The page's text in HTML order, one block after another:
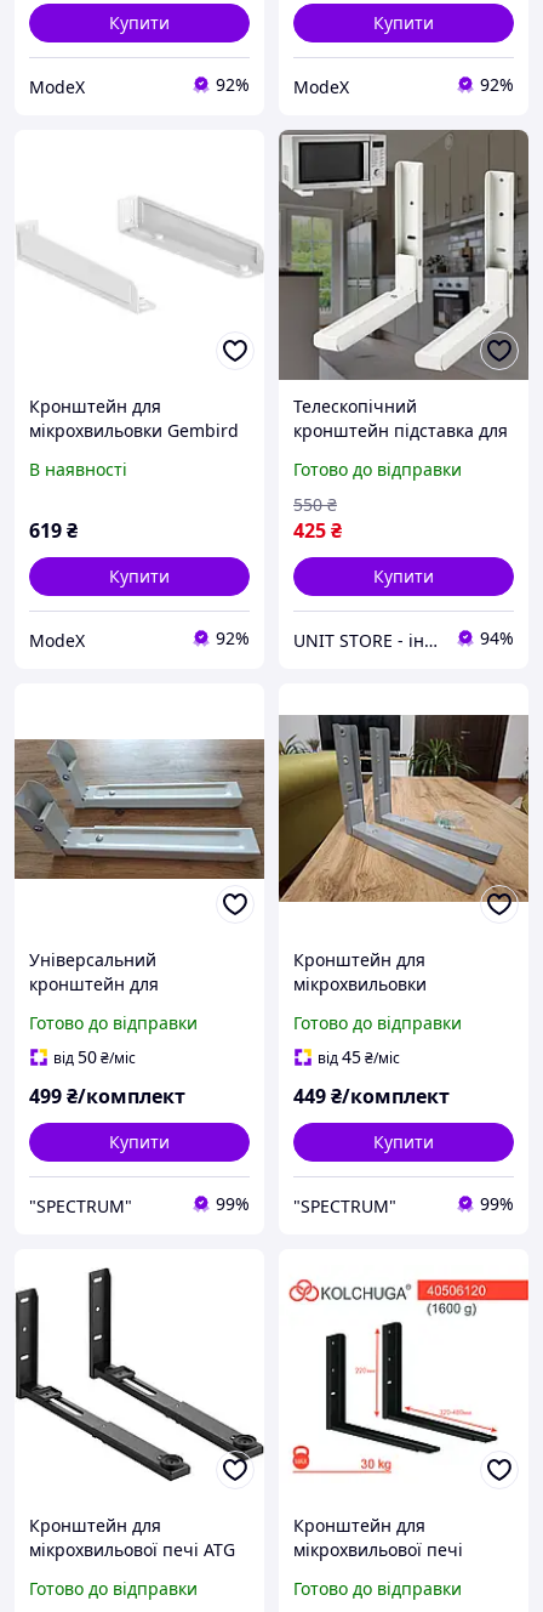
Купити
ModeX 92%
Купити
ModeX 92%
Кронштейн для
мікрохвильовки Gembird
В наявності
619₴
Купити
ModeX 92%
Телескопічний
кронштейн підставка для
250х465мм Настінне
кріплення універсальне
Готово до відправки
425₴
550 ₴
Купити
UNIT STORE - інтернет-магазин для всієї родини 94%
Універсальний
кронштейн для
Brateck MB-6 W
Кріплення для
Полка тримач стійка
кріплення
Готово до відправки
від50₴/міс
499₴/комплект
Купити
"SPECTRUM" 99%
Кронштейн для
мiкрохвильовки
НВЧ SECTOR MC-01 S
Крiплення тримач
Готово до відправки
від45₴/міс
449₴/комплект
Купити
"SPECTRUM" 99%
Кронштейн для
мікрохвильової печі ATG
Готово до відправки
Кронштейн для
мікрохвильової печі
(Kolchuga)
Готово до відправки